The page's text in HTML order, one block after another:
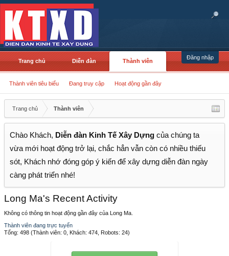
Đăng nhập
Trang chủ Diễn đàn Thành viên
Thành viên tiêu biểu Đang truy cập Hoạt động gần đây
Trang chủ Thành viên
Chào Khách, Diễn đàn Kinh Tế Xây Dựng của chúng ta
vừa mới hoạt động trở lại, chắc hẳn vẫn còn có nhiều thiếu
sót, Khách nhớ đóng góp ý kiến để xây dựng diễn đàn ngày
càng phát triển nhé!
Long Ma's Recent Activity
Không có thông tin hoạt động gần đây của Long Ma.
Thành viên đang trực tuyến
Tổng: 498 (Thành viên: 0, Khách: 474, Robots: 24)